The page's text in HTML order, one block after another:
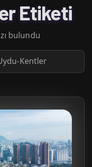
Etiketi
bulundu
Kentler